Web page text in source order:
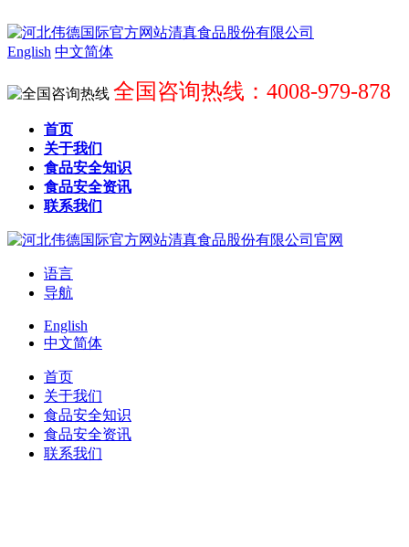
English 中文简体
全国咨询热线：4008-979-878
首页
关于我们
食品安全知识
食品安全资讯
联系我们
语言
导航
English
中文简体
首页
关于我们
食品安全知识
食品安全资讯
联系我们